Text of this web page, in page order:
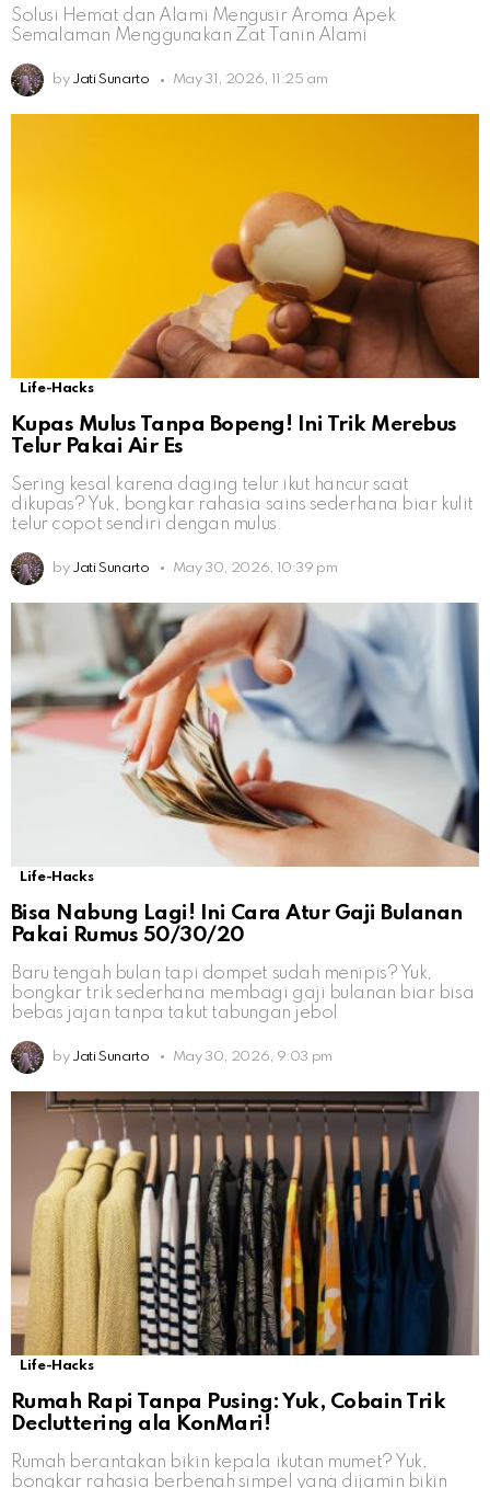
Solusi Hemat dan Alami Mengusir Aroma Apek
Semalaman Menggunakan Zat Tanin Alami
by Jati Sunarto May 31, 2026, 11:25 am
Life-Hacks
Kupas Mulus Tanpa Bopeng! Ini Trik Merebus
Telur Pakai Air Es
Sering kesal karena daging telur ikut hancur saat
dikupas? Yuk, bongkar rahasia sains sederhana biar kulit
telur copot sendiri dengan mulus.
by Jati Sunarto May 30, 2026, 10:39 pm
Life-Hacks
Bisa Nabung Lagi! Ini Cara Atur Gaji Bulanan
Pakai Rumus 50/30/20
Baru tengah bulan tapi dompet sudah menipis? Yuk,
bongkar trik sederhana membagi gaji bulanan biar bisa
bebas jajan tanpa takut tabungan jebol
by Jati Sunarto May 30, 2026, 9:03 pm
Life-Hacks
Rumah Rapi Tanpa Pusing: Yuk, Cobain Trik
Decluttering ala KonMari!
Rumah berantakan bikin kepala ikutan mumet? Yuk,
bongkar rahasia berbenah simpel yang dijamin bikin